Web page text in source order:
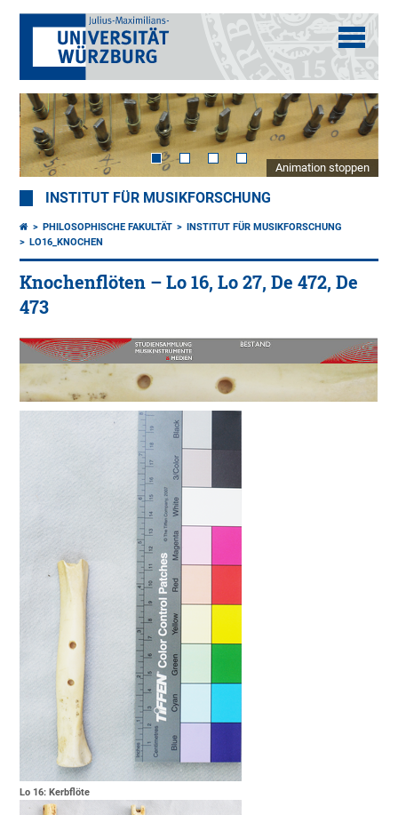
Animation stoppen
INSTITUT FÜR MUSIKFORSCHUNG
PHILOSOPHISCHE FAKULTÄT
INSTITUT FÜR MUSIKFORSCHUNG
LO16_KNOCHEN
Knochenflöten – Lo 16, Lo 27, De 472, De
473
Lo 16: Kerbflöte